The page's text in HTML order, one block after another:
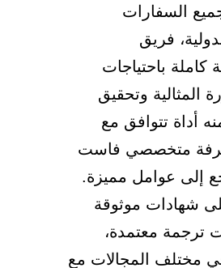
السفارات
فريق
كاملة باحتياجات
المثالية وتحقيق
أداة تتوافق مع
متخصصي فاست
إلى عوامل مميزة.
شهادات موثوقة
ترجمة معتمدة،
مختلف المجالات مع